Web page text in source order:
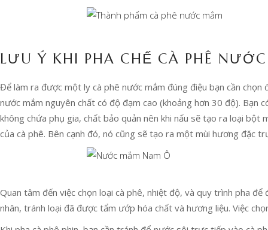
LƯU Ý KHI PHA CHẾ CÀ PHÊ
Để làm ra được một ly cà phê nước mắm đúng điệu bạn cần
nước mắm nguyên chất có độ đạm cao (khoảng hơn 30 độ). Bạn
không chứa phụ gia, chất bảo quản nên khi nấu sẽ tạo ra loại
của cà phê. Bên cạnh đó, nó cũng sẽ tạo ra một mùi hương đặc
Quan tâm đến việc chọn loại cà phê, nhiệt độ, và quy trình pha
nhân, tránh loại đã được tẩm ướp hóa chất và hương liệu. Việc